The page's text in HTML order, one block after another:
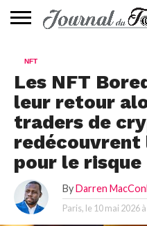
📰
EVALUATION
GUIDE
TENDANCES
À
CONTACTEZ-
NFT
Les NFT
leur retour
traders de
pour le risque
By Darren
Paris, le 10 mai 2026